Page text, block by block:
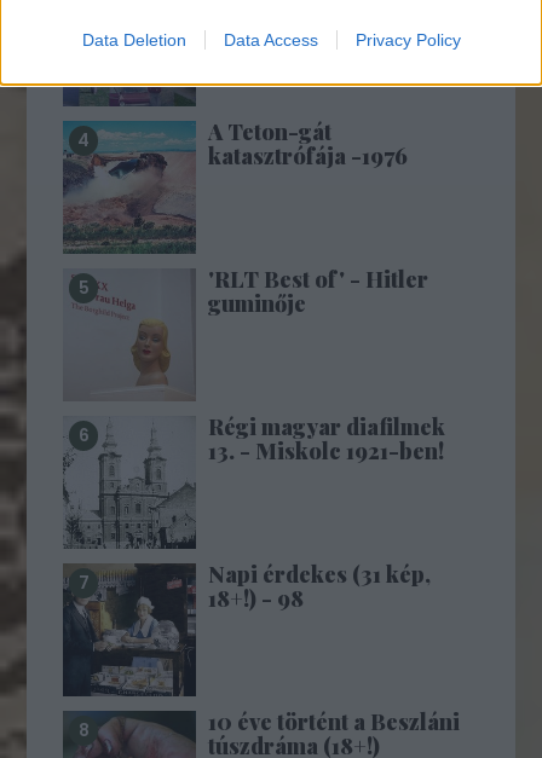
Data Deletion Data Access Privacy Policy
A Teton-gát
katasztrófája -1976
'RLT Best of' - Hitler
guminője
Régi magyar diafilmek
13. - Miskolc 1921-ben!
Napi érdekes (31 kép,
18+!) - 98
10 éve történt a Beszláni
túszdráma (18+!)